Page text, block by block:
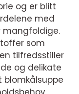
og er blitt
med
mangfoldige.
som
tilfredsstiller
og delikate
blomkålsuppe